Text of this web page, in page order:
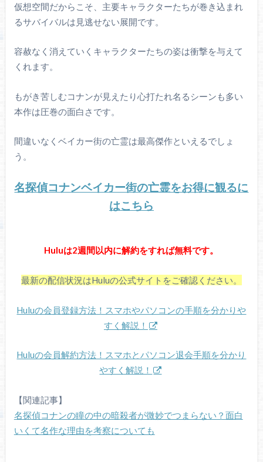
仮想空間だからこそ、主要キャラクターたちが巻き込まれ
るサバイバルは見逃せない展開です。
容赦なく消えていくキャラクターたちの姿は衝撃を与えて
くれます。
もがき苦しむコナンが見えたり心打たれ名るシーンも多い
本作は圧巻の面白さです。
間違いなくベイカー街の亡霊は最高傑作といえるでしょ
う。
名探偵コナンベイカー街の亡霊をお得に観るに
はこちら
Huluは2週間以内に解約をすれば無料です。
最新の配信状況はHuluの公式サイトをご確認ください。
Huluの会員登録方法！スマホやパソコンの手順を分かりや
すく解説！
Huluの会員解約方法！スマホとパソコン退会手順を分かり
やすく解説！
【関連記事】
名探偵コナンの瞳の中の暗殺者が微妙でつまらない？面白
いくて名作な理由を考察についても